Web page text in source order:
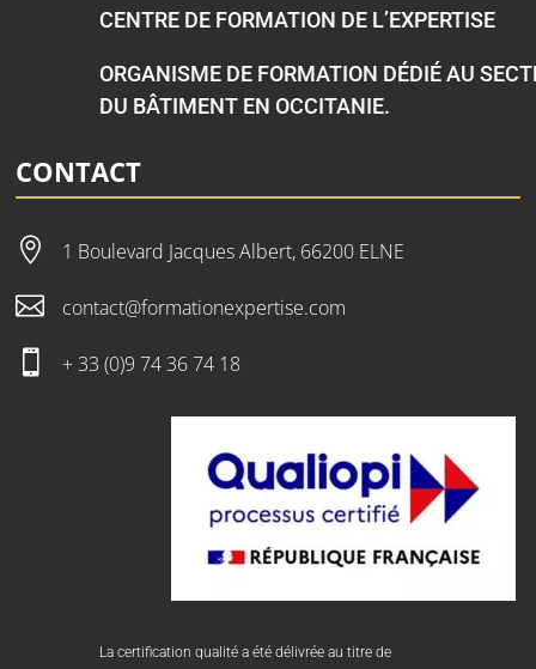
CENTRE DE FORMATION DE L’EXPERTISE
ORGANISME DE FORMATION DÉDIÉ AU
DU BÂTIMENT EN OCCITANIE.
CONTACT
 1 Boulevard Jacques Albert, 66200 ELNE
 contact@formationexpertise.com
 + 33 (0)9 74 36 74 18
La certification qualité a été délivrée au titre de